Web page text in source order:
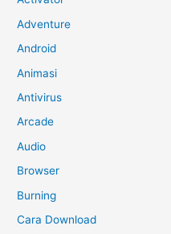
Adventure
Android
Animasi
Antivirus
Arcade
Audio
Browser
Burning
Cara Download